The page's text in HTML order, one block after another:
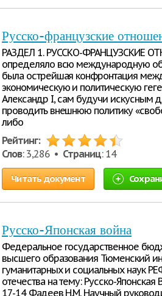
Русско-французские
РАЗДЕЛ 1. РУССКО-ФРАНЦУЗСКИЕ
определяло всю международную
была острейшая конфронтация
экономическую и политическую
Александр I, сам будучи искусным
проводить внешнюю политику
либо
Рейтинг:
Слов: 3,286 • Страниц: 14
Читать документ
Русско-Японская война
Федеральное государственное
высшего образования Тюменский
гуманитарных и социальных наук
отечества на тему: Русско-
17-14 Фадеев Н.М. Научный